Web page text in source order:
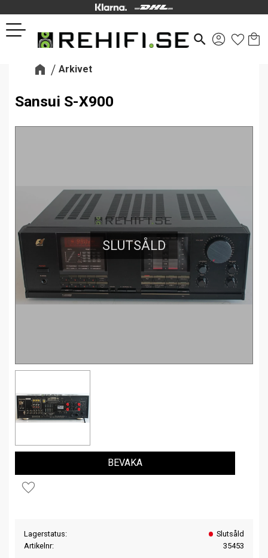
Meny
search
Arkivet
Sansui S-X900
SLUTSÅLD
Lägg till i favoriter
BEVAKA
Lagerstatus
Slutsåld
Artikelnr
35453